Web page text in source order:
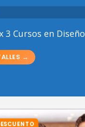
3 Cursos en Diseño